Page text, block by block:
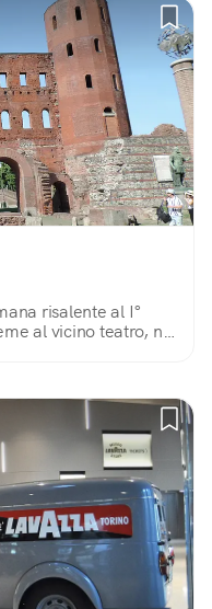
risalente al I°
al vicino teatro, nel